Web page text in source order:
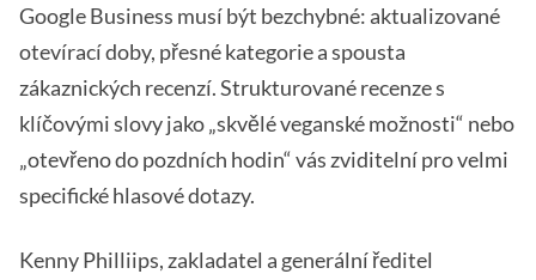
Google Business musí být bezchybné: aktualizované
otevírací doby, přesné kategorie a spousta
zákaznických recenzí. Strukturované recenze s
klíčovými slovy jako „skvělé veganské možnosti“ nebo
„otevřeno do pozdních hodin“ vás zviditelní pro velmi
specifické hlasové dotazy.
Kenny Philliips, zakladatel a generální ředitel